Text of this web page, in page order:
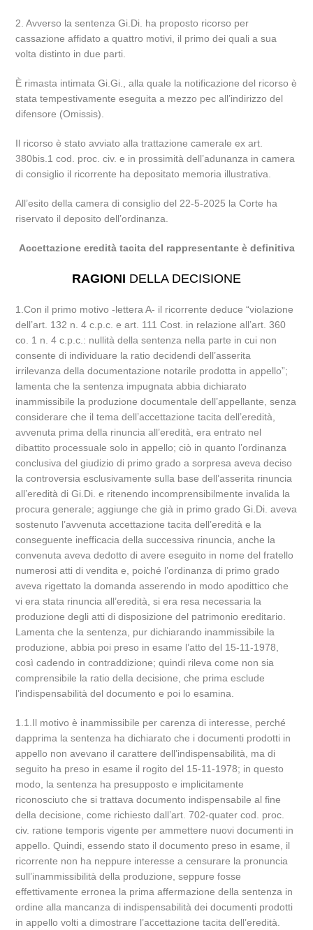
2. Avverso la sentenza Gi.Di. ha proposto ricorso per
cassazione affidato a quattro motivi, il primo dei quali a sua
volta distinto in due parti.
È rimasta intimata Gi.Gi., alla quale la notificazione del ricorso è
stata tempestivamente eseguita a mezzo pec all’indirizzo del
difensore (Omissis).
Il ricorso è stato avviato alla trattazione camerale ex art.
380bis.1 cod. proc. civ. e in prossimità dell’adunanza in camera
di consiglio il ricorrente ha depositato memoria illustrativa.
All’esito della camera di consiglio del 22-5-2025 la Corte ha
riservato il deposito dell’ordinanza.
Accettazione eredità tacita del rappresentante è definitiva
RAGIONI DELLA DECISIONE
1.Con il primo motivo -lettera A- il ricorrente deduce “violazione
dell’art. 132 n. 4 c.p.c. e art. 111 Cost. in relazione all’art. 360
co. 1 n. 4 c.p.c.: nullità della sentenza nella parte in cui non
consente di individuare la ratio decidendi dell’asserita
irrilevanza della documentazione notarile prodotta in appello”;
lamenta che la sentenza impugnata abbia dichiarato
inammissibile la produzione documentale dell’appellante, senza
considerare che il tema dell’accettazione tacita dell’eredità,
avvenuta prima della rinuncia all’eredità, era entrato nel
dibattito processuale solo in appello; ciò in quanto l’ordinanza
conclusiva del giudizio di primo grado a sorpresa aveva deciso
la controversia esclusivamente sulla base dell’asserita rinuncia
all’eredità di Gi.Di. e ritenendo incomprensibilmente invalida la
procura generale; aggiunge che già in primo grado Gi.Di. aveva
sostenuto l’avvenuta accettazione tacita dell’eredità e la
conseguente inefficacia della successiva rinuncia, anche la
convenuta aveva dedotto di avere eseguito in nome del fratello
numerosi atti di vendita e, poiché l’ordinanza di primo grado
aveva rigettato la domanda asserendo in modo apodittico che
vi era stata rinuncia all’eredità, si era resa necessaria la
produzione degli atti di disposizione del patrimonio ereditario.
Lamenta che la sentenza, pur dichiarando inammissibile la
produzione, abbia poi preso in esame l’atto del 15-11-1978,
così cadendo in contraddizione; quindi rileva come non sia
comprensibile la ratio della decisione, che prima esclude
l’indispensabilità del documento e poi lo esamina.
1.1.Il motivo è inammissibile per carenza di interesse, perché
dapprima la sentenza ha dichiarato che i documenti prodotti in
appello non avevano il carattere dell’indispensabilità, ma di
seguito ha preso in esame il rogito del 15-11-1978; in questo
modo, la sentenza ha presupposto e implicitamente
riconosciuto che si trattava documento indispensabile al fine
della decisione, come richiesto dall’art. 702-quater cod. proc.
civ. ratione temporis vigente per ammettere nuovi documenti in
appello. Quindi, essendo stato il documento preso in esame, il
ricorrente non ha neppure interesse a censurare la pronuncia
sull’inammissibilità della produzione, seppure fosse
effettivamente erronea la prima affermazione della sentenza in
ordine alla mancanza di indispensabilità dei documenti prodotti
in appello volti a dimostrare l’accettazione tacita dell’eredità.